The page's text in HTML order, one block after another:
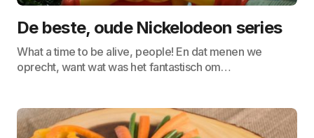
De beste, oude Nickelodeon series
What a time to be alive, people! En dat menen we
oprecht, want wat was het fantastisch om…